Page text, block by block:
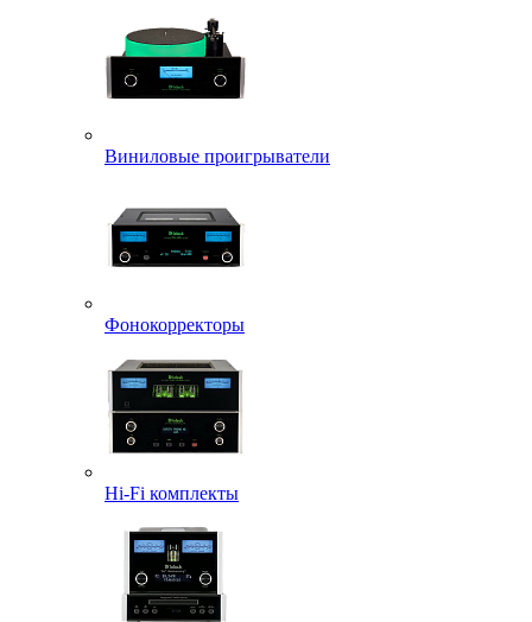
Виниловые проигрыватели
Фонокорректоры
Hi-Fi комплекты